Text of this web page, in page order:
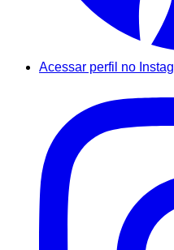
Acessar perfil no